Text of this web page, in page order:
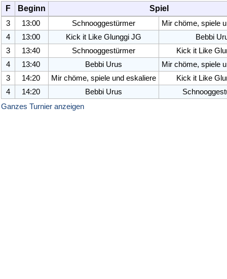
F Beginn Spiel
3 13:00 Schnooggestürmer
Mir chöme, spiele
4
13:00 Kick it Like Glunggi JG
Bebbi
3
13:40 Schnooggestürmer
Kick it Like
4
13:40 Bebbi Urus
Mir chöme, spiele
3
14:20 Mir chöme, spiele und eskaliere
Kick it Like
4
14:20 Bebbi Urus
Ganzes Turnier anzeigen